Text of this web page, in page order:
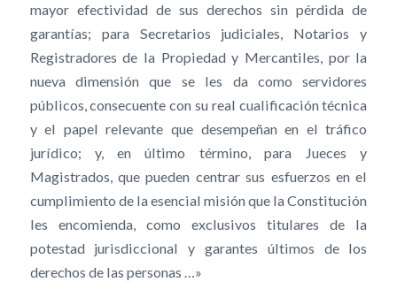
mayor efectividad de sus derechos sin pérdida de
garantías; para Secretarios judiciales, Notarios y
Registradores de la Propiedad y Mercantiles, por la
nueva dimensión que se les da como servidores
públicos, consecuente con su real cualificación técnica
y el papel relevante que desempeñan en el tráfico
jurídico; y, en último término, para Jueces y
Magistrados, que pueden centrar sus esfuerzos en el
cumplimiento de la esencial misión que la Constitución
les encomienda, como exclusivos titulares de la
potestad jurisdiccional y garantes últimos de los
derechos de las personas …»